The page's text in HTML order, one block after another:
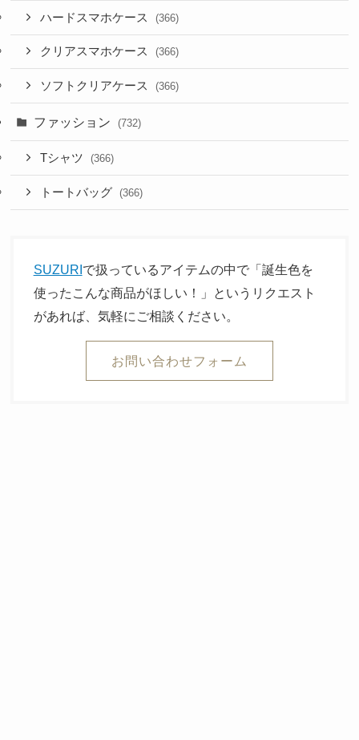
ハードスマホケース (366)
クリアスマホケース (366)
ソフトクリアケース (366)
ファッション (732)
Tシャツ (366)
トートバッグ (366)
SUZURIで扱っているアイテムの中で「誕生色を
使ったこんな商品がほしい！」というリクエスト
があれば、気軽にご相談ください。
お問い合わせフォーム